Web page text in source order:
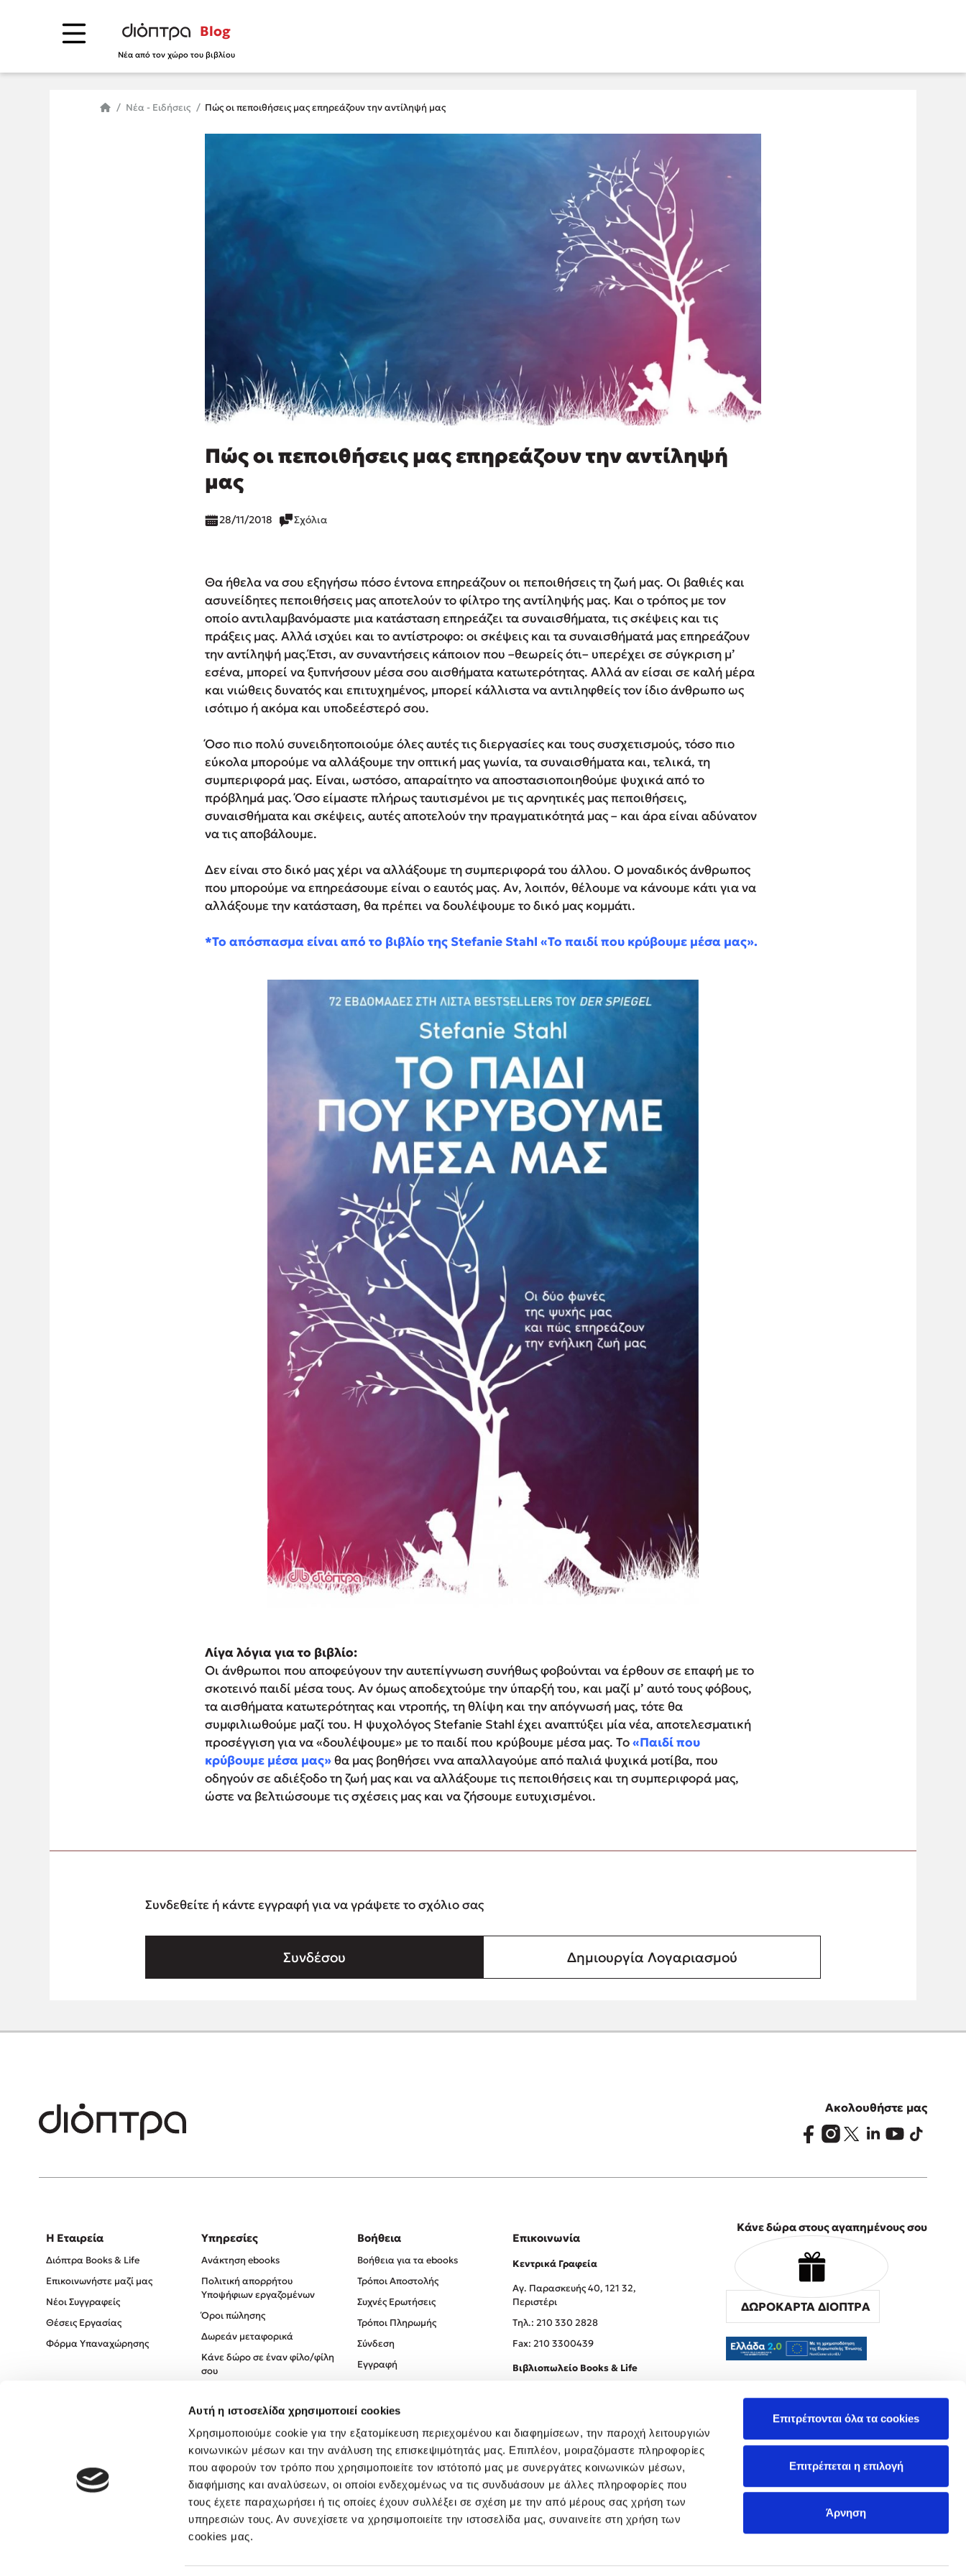
Αυτή η ιστοσελίδα χρησιμοποιεί cookies
Χρησιμοποιούμε cookie για την εξατομίκευση περιεχομένου και διαφημίσεων, την παροχή λειτουργιών
κοινωνικών μέσων και την ανάλυση της επισκεψιμότητάς μας. Επιπλέον, μοιραζόμαστε πληροφορίες
που αφορούν τον τρόπο που χρησιμοποιείτε τον ιστότοπό μας με συνεργάτες κοινωνικών μέσων,
διαφήμισης και αναλύσεων, οι οποίοι ενδεχομένως να τις συνδυάσουν με άλλες πληροφορίες που
τους έχετε παραχωρήσει ή τις οποίες έχουν συλλέξει σε σχέση με την από μέρους σας χρήση των
υπηρεσιών τους. Αν συνεχίσετε να χρησιμοποιείτε την ιστοσελίδα μας, συναινείτε στη χρήση των
cookies μας.
Επιτρέπονται όλα τα cookies
Επιτρέπεται η επιλογή
Άρνηση
Blog
Νέα από τον χώρο του βιβλίου
Νέα - Ειδήσεις Πώς οι πεποιθήσεις μας επηρεάζουν την αντίληψή μας
Πώς οι πεποιθήσεις μας επηρεάζουν την αντίληψή
μας
28/11/2018 Σχόλια
Θα ήθελα να σου εξηγήσω πόσο έντονα επηρεάζουν οι πεποιθήσεις τη ζωή μας. Οι βαθιές και
ασυνείδητες πεποιθήσεις μας αποτελούν το φίλτρο της αντίληψής μας. Και ο τρόπος με τον
οποίο αντιλαμβανόμαστε μια κατάσταση επηρεάζει τα συναι­σθήματα, τις σκέψεις και τις
πράξεις μας. Αλλά ισχύει και το αντίστροφο: οι σκέψεις και τα συναισθήματά μας επηρεάζουν
την αντίληψή μας.Έτσι, αν συναντήσεις κάποιον που –θεω­ρείς ότι– υπερέχει σε σύγκριση μ’
εσένα, μπορεί να ξυπνήσουν μέσα σου αισθήματα κατωτερότητας. Αλλά αν είσαι σε καλή μέρα
και νιώθεις δυνατός και επιτυχημένος, μπορεί κάλλιστα να αντιληφθείς τον ίδιο άνθρωπο ως
ισότιμο ή ακόμα και υπο­δεέστερό σου.
Όσο πιο πολύ συνειδητοποιούμε όλες αυτές τις διεργασίες και τους συσχετισμούς, τόσο πιο
εύκολα μπορούμε να αλλά­ξουμε την οπτική μας γωνία, τα συναισθήματα και, τελικά, τη
συμπεριφορά μας. Είναι, ωστόσο, απαραίτητο να αποστασιο­ποιηθούμε ψυχικά από το
πρόβλημά μας. Όσο είμαστε πλήρως ταυτισμένοι με τις αρνητικές μας πεποιθήσεις,
συναισθήματα και σκέψεις, αυτές αποτελούν την πραγματικότητά μας – και άρα είναι αδύνατον
να τις αποβάλουμε.
Δεν είναι στο δικό μας χέρι να αλλάξουμε τη συμπεριφορά του άλλου. Ο μοναδικός άνθρωπος
που μπορούμε να επηρεά­σουμε είναι ο εαυτός μας. Αν, λοιπόν, θέλουμε να κάνουμε κάτι για να
αλλάξουμε την κατάσταση, θα πρέπει να δουλέψουμε το δικό μας κομμάτι.
*Το απόσπασμα είναι από το βιβλίο της Stefanie Stahl «Το παιδί που κρύβουμε μέσα μας».
Λίγα λόγια για το βιβλίο:
Οι άνθρωποι που αποφεύγουν την αυτεπίγνωση συνήθως φοβούνται να έρθουν σε επαφή με το
σκοτεινό παιδί μέσα τους. Αν όμως αποδεχτούμε την ύπαρξή του, και μαζί μ’ αυτό τους φόβους,
τα αισθήματα κατωτερότητας και ντροπής, τη θλίψη και την απόγνωσή μας, τότε θα
συμφιλιωθούμε μαζί του. Η ψυχολόγος Stefanie Stahl έχει αναπτύξει μία νέα, αποτελεσματική
προσέγγιση για να «δουλέψουμε» με το παιδί που κρύβουμε μέσα μας. Το«Παιδί που
κρύβουμε μέσα μας»θα μας βοηθήσει ννα απαλλαγούμε από παλιά ψυχικά μοτίβα, που
οδηγούν σε αδιέξοδο τη ζωή μας και να αλλάξουμε τις πεποιθήσεις και τη συμπεριφορά μας,
ώστε να βελτιώσουμε τις σχέσεις μας και να ζήσουμε ευτυχισμένοι.
Συνδεθείτε ή κάντε εγγραφή για να γράψετε το σχόλιο σας
Συνδέσου Δημιουργία Λογαριασμού
Ακολουθήστε μας
Η Εταιρεία
Διόπτρα Books & Life
Επικοινωνήστε μαζί μας
Νέοι Συγγραφείς
Θέσεις Εργασίας
Φόρμα Υπαναχώρησης
Υπηρεσίες
Ανάκτηση ebooks
Πολιτική απορρήτου
Υποψήφιων εργαζομένων
Όροι πώλησης
Δωρεάν μεταφορικά
Κάνε δώρο σε έναν φίλο/φίλη
σου
Πολιτική Απορρήτου
Όροι χρήσης
Βοήθεια
Βοήθεια για τα ebooks
Τρόποι Αποστολής
Συχνές Ερωτήσεις
Τρόποι Πληρωμής
Σύνδεση
Εγγραφή
Επικοινωνία
Κεντρικά Γραφεία
Αγ. Παρασκευής 40, 121 32,
Περιστέρι
Tηλ.: 210 330 2828
Fax: 210 3300439
Βιβλιοπωλείο Books & Life
Κάνε δώρα στους αγαπημένους σου
ΔΩΡΟΚΑΡΤΑ ΔΙΟΠΤΡΑ
Created by Powered by